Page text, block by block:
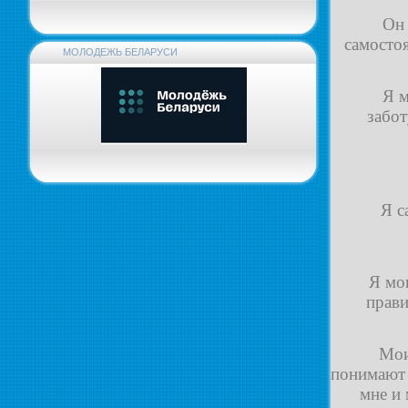
МОЛОДЕЖЬ БЕЛАРУСИ
Он
Я
Я
Я
мне и